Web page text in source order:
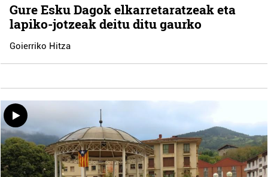
Gure Esku Dagok elkarretaratzeak eta
lapiko-jotzeak deitu ditu gaurko
Goierriko Hitza